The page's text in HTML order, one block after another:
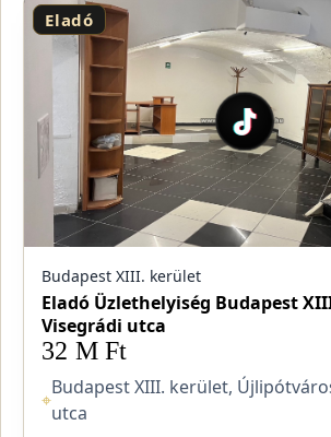
Eladó
Budapest XIII. kerület
Eladó Üzlethelyiség Budapest
Visegrádi utca
32 M Ft
⌖
Budapest XIII. kerület,
utca